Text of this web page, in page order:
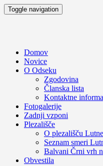
Toggle navigation
Domov
Novice
O Odseku
Zgodovina
Članska lista
Kontaktne
Fotogalerije
Zadnji vzponi
Plezališče
O plezališču
Seznam smeri
Balvani Črni vrh
Obvestila